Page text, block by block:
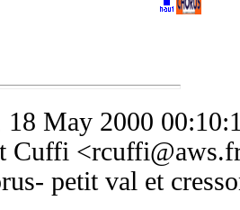
18 May 2000
Cuffi <
petit val et